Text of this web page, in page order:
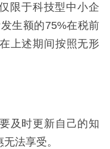
限于科技型中小企
生额的75%在税前
上述期间按照无形
及时更新自己的知
法享受。